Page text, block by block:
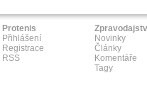
Protenis
Přihlášení
Registrace
RSS
Novinky
Články
Komentáře
Tagy